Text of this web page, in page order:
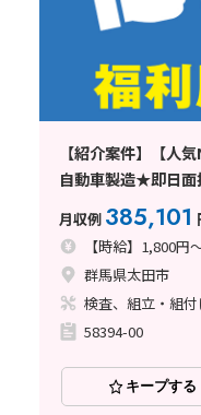
【紹介案件】【人
自動車製造★即日
スタッフ大募集！
み／正社員登用制度
月収例 385,101
【時給】1,800円
群馬県太田市
検査、組立・組
58394-00
キープする